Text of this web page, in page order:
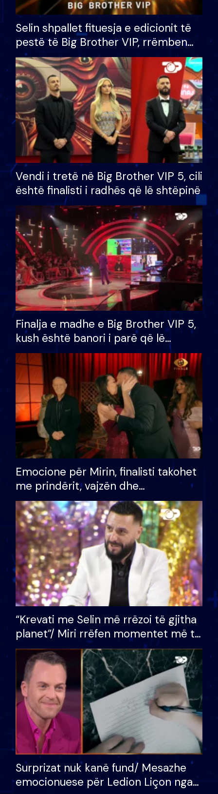
Selin shpallet fituesja e edicionit të
pestë të Big Brother VIP, rrëmben
çmimin e madh prej 100 mijë eurosh
Vendi i tretë në Big Brother VIP 5, cili
është finalisti i radhës që lë shtëpinë
Finalja e madhe e Big Brother VIP 5,
kush është banori i parë që lë
shtëpinë dhe humb mundësinë për
të fituar çmimin e madh
Emocione për Mirin, finalisti takohet
me prindërit, vajzën dhe
bashkëshorten: S’kemi ndonjë letër
divorci apo jo?
“Krevati me Selin më rrëzoi të gjitha
planet”/ Miri rrëfen momentet më të
bukura në shtëpinë e BB VIP: Do më
mungojë zilja e mëngjesit kur…
Surprizat nuk kanë fund/ Mesazhe
emocionuese për Ledion Liçon nga